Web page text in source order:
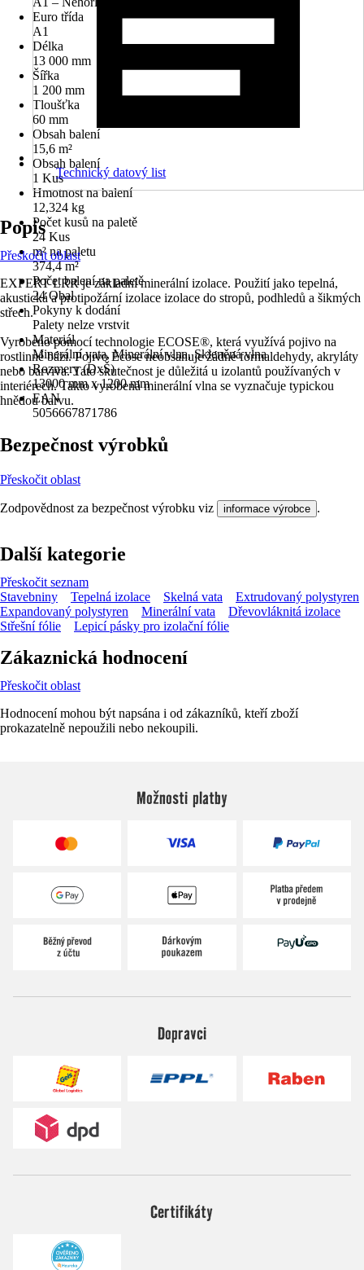
Euro třída
A1
Délka
13 000 mm
Šířka
1 200 mm
Tloušťka
60 mm
Obsah balení
15,6 m²
Obsah balení
1 Kus
Hmotnost na balení
12,324 kg
Počet kusů na paletě
24 Kus
m² na paletu
374,4 m²
Počet balení na paletě
24 Obal
Pokyny k dodání
Palety nelze vrstvit
Materiál
Minerální vata, Minerální vlna, Skleněná vlna
Rozmery (DxŠ)
13000 mm x 1200 mm
EAN
5056667871786
Technický datový list
Popis
Přeskočit oblast
EXPERT LRR je základní minerální izolace. Použití jako tepelná,
akustická a protipožární izolace izolace do stropů, podhledů a šikmých
střech.
Vyrobeno pomocí technologie ECOSE®, která využívá pojivo na
rostlinné bázi. Pojivo Ecose neobsahuje žádné formaldehydy, akryláty
nebo barviva. Tato skutečnost je důležitá u izolantů používaných v
interiérech. Takto vyrobená minerální vlna se vyznačuje typickou
hnědou barvu.
Bezpečnost výrobků
Přeskočit oblast
Zodpovědnost za bezpečnost výrobku viz informace výrobce .
Další kategorie
Přeskočit seznam
Stavebniny
Tepelná izolace Skelná vata
Extrudovaný polystyren
Expandovaný polystyren
Minerální vata
Dřevovláknitá izolace
Střešní fólie
Lepicí pásky pro izolační fólie
Zákaznická hodnocení
Přeskočit oblast
Hodnocení mohou být napsána i od zákazníků, kteří zboží
prokazatelně nepoužili nebo nekoupili.
Možnosti platby
Dopravci
Certifikáty